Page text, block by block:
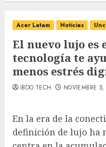
Acer Latam Noticias
El nuevo lujo es
tecnología te
menos estrés
IBOO TECH NOVIEMBRE
En la era de la
definición de lujo ha